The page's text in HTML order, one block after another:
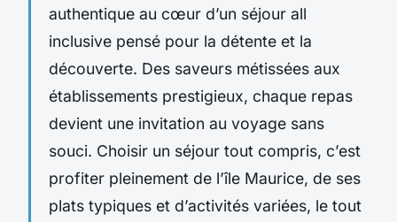
authentique au cœur d’un séjour all
inclusive pensé pour la détente et la
découverte. Des saveurs métissées aux
établissements prestigieux, chaque repas
devient une invitation au voyage sans
souci. Choisir un séjour tout compris, c’est
profiter pleinement de l’île Maurice, de ses
plats typiques et d’activités variées, le tout